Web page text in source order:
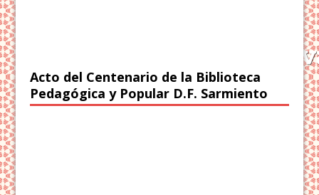
Acto del Centenario de la Biblioteca
Pedagógica y Popular D.F. Sarmiento